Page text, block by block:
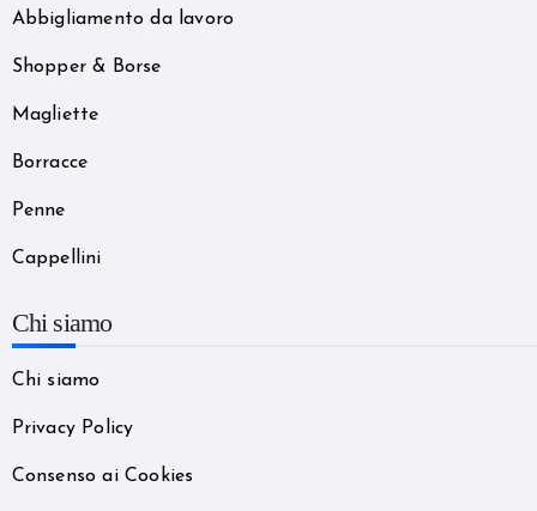
Abbigliamento da lavoro
Shopper & Borse
Magliette
Borracce
Penne
Cappellini
Chi siamo
Chi siamo
Privacy Policy
Consenso ai Cookies